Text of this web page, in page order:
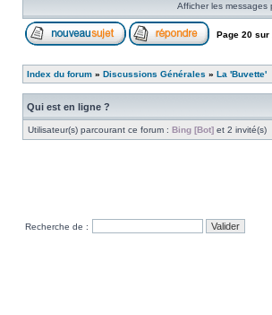
Afficher les messages
Page 20 sur
Index du forum » Discussions Générales » La 'Buvette'
Qui est en ligne ?
Utilisateur(s) parcourant ce forum : Bing [Bot] et 2 invité(s)
Recherche de :